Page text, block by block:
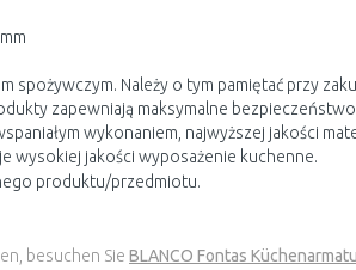
spożywczym. Należy o tym pamiętać przy
zapewniają maksymalne
wykonaniem, najwyższej jakości
wysokiej jakości wyposażenie kuchenne.
produktu/przedmiotu.
besuchen Sie BLANCO Fontas